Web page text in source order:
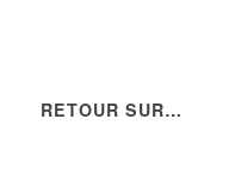
RETOUR SUR…